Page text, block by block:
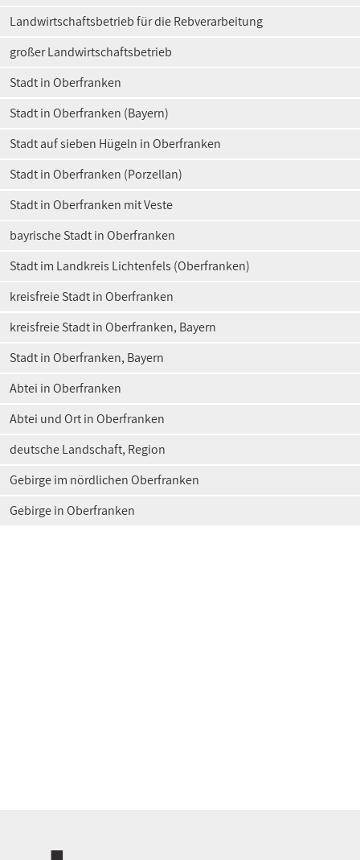
Landwirtschaftsbetrieb für die Rebverarbeitung
großer Landwirtschaftsbetrieb
Stadt in Oberfranken
Stadt in Oberfranken (Bayern)
Stadt auf sieben Hügeln in Oberfranken
Stadt in Oberfranken (Porzellan)
Stadt in Oberfranken mit Veste
bayrische Stadt in Oberfranken
Stadt im Landkreis Lichtenfels (Oberfranken)
kreisfreie Stadt in Oberfranken
kreisfreie Stadt in Oberfranken, Bayern
Stadt in Oberfranken, Bayern
Abtei in Oberfranken
Abtei und Ort in Oberfranken
deutsche Landschaft, Region
Gebirge im nördlichen Oberfranken
Gebirge in Oberfranken